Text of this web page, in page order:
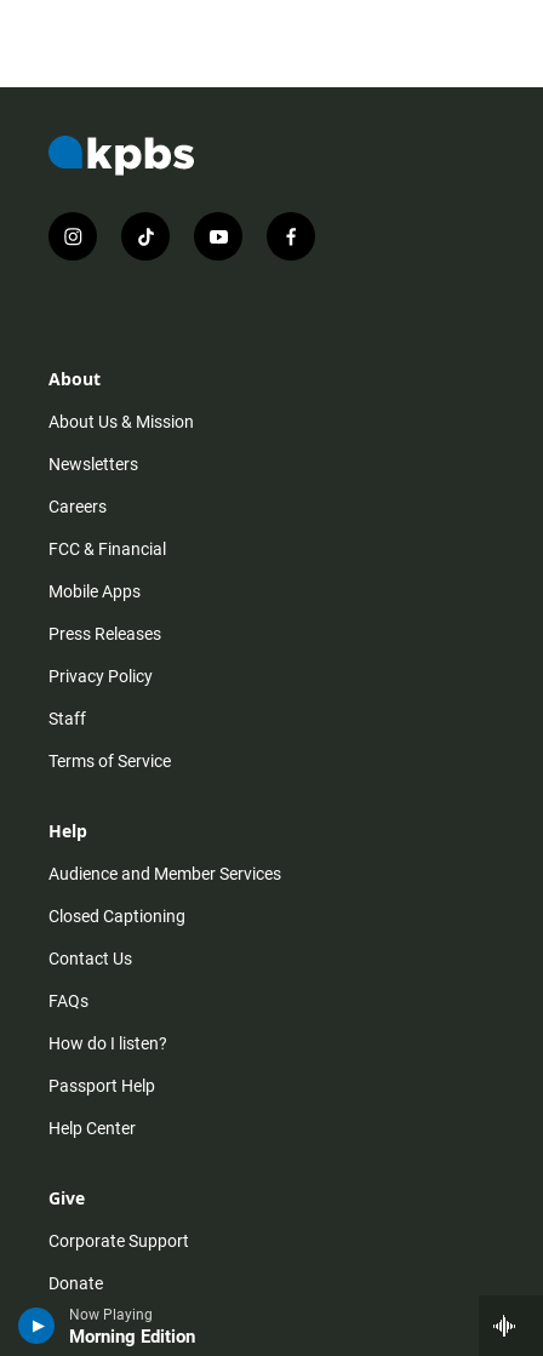
Now Playing
Morning Edition
i
n
r
m
t
i
y
o
f
a
About
About Us & Mission
Newsletters
Careers
FCC & Financial
Mobile Apps
Press Releases
Privacy Policy
Staff
Terms of Service
Help
Audience and Member Services
Closed Captioning
Contact Us
FAQs
How do I listen?
Passport Help
Help Center
Give
Corporate Support
Donate
Membership Information